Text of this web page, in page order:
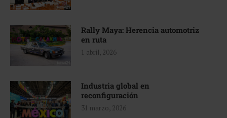
Rally Maya: Herencia automotriz
en ruta
1 abril, 2026
Industria global en
reconfiguración
31 marzo, 2026